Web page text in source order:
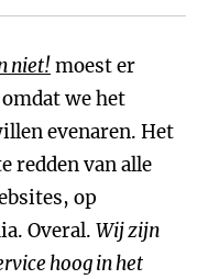
niet! moest er
we het
evenaren. Het
redden van alle
op
Overal. Wij zijn
hoog in het